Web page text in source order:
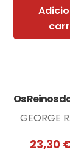
GEORGE
23,30